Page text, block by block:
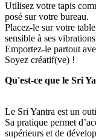
Utilisez votre tapis
posé sur votre bureau.
Placez-le sur votre
sensible à ses
Emportez-le partout
Soyez créatif(ve) !
Qu'est-ce que le Sri
Le Sri Yantra est un
Sa pratique permet
supérieurs et de